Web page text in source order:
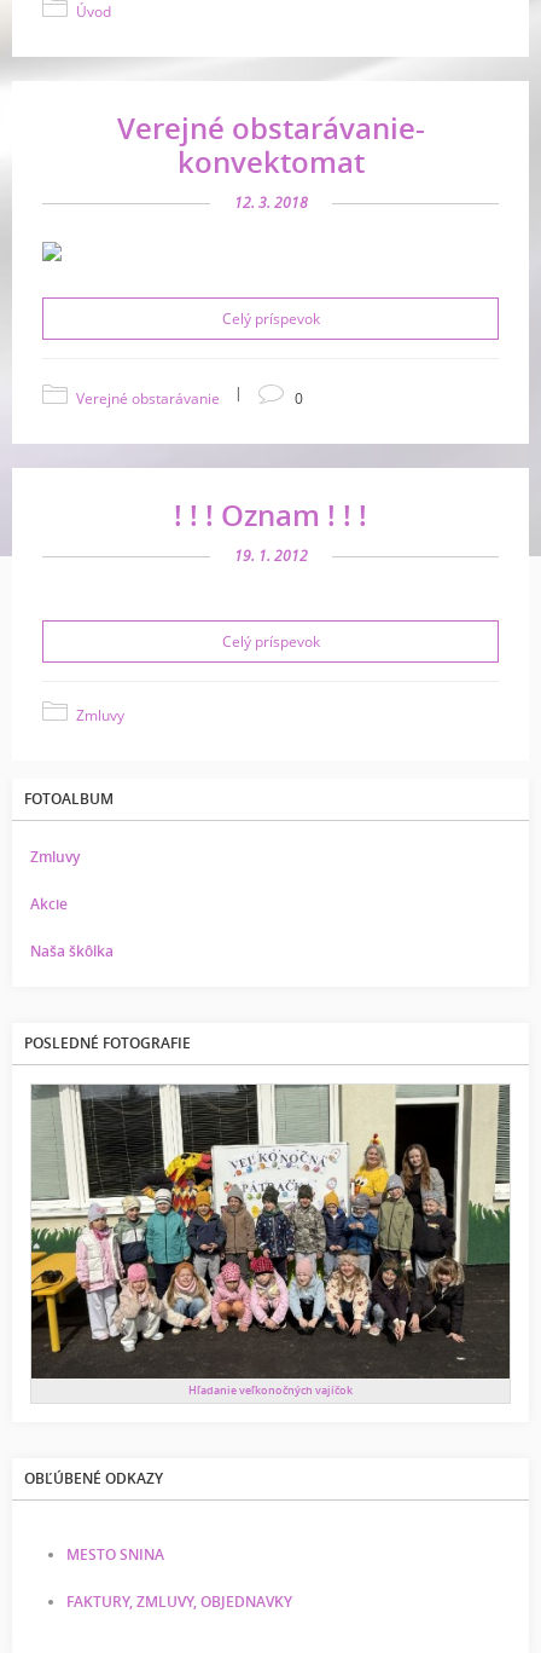
Úvod
Verejné obstarávanie-
konvektomat
12. 3. 2018
Celý príspevok
Verejné obstarávanie | 0
! ! ! Oznam ! ! !
19. 1. 2012
Celý príspevok
Zmluvy
FOTOALBUM
Zmluvy
Akcie
Naša škôlka
POSLEDNÉ FOTOGRAFIE
Hľadanie veľkonočných vajíčok
OBĽÚBENÉ ODKAZY
MESTO SNINA
FAKTURY, ZMLUVY, OBJEDNAVKY